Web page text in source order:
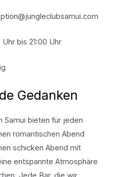
bis 21:00 Uhr
Gedanken
Samui bieten für jeden
romantischen Abend
schicken Abend mit
entspannte Atmosphäre